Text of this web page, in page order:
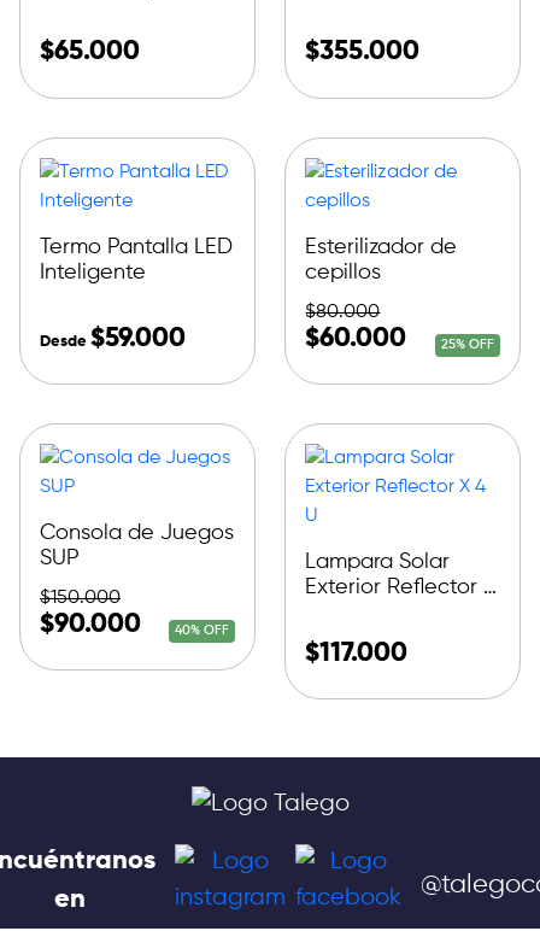
$65.000 $355.000
Termo Pantalla LED
Inteligente
Desde $59.000
Esterilizador de
cepillos
$80.000
$60.000 25% OFF
Consola de Juegos
SUP
$150.000
$90.000 40% OFF
Lampara Solar
Exterior Reflector X
$117.000
en